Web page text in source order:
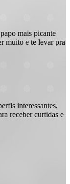
mais picante
muito e te levar pra
interessantes,
receber curtidas e